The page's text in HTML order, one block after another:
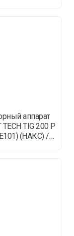
аппарат
TIG 200 P
(НАКС) /